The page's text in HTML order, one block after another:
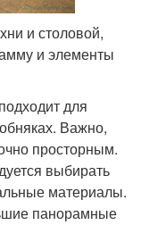
и столовой,
и элементы
для
Важно,
просторным.
выбирать
материалы.
панорамные